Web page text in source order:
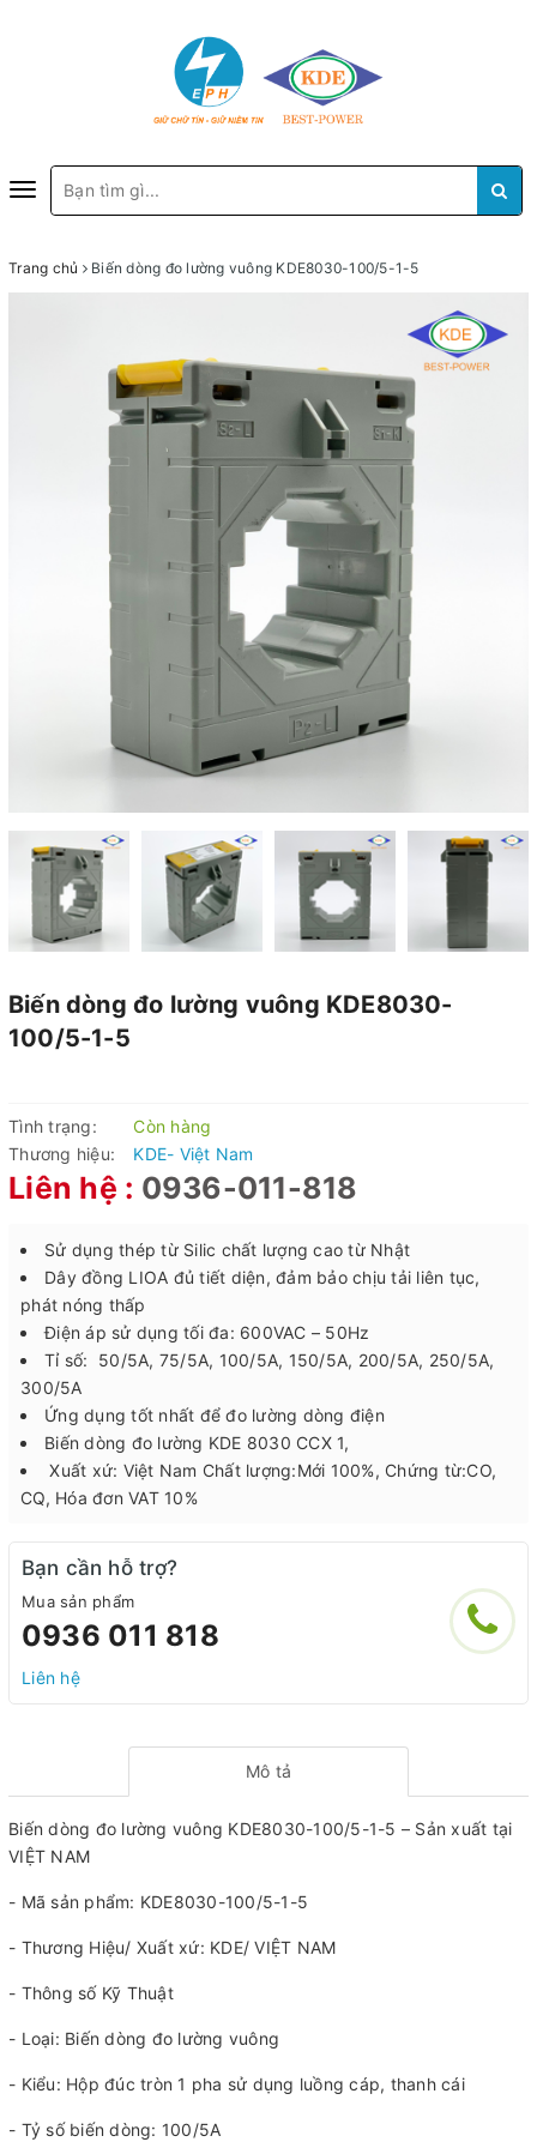
Toggle
navigation
Trang chủ Biến dòng đo lường vuông KDE8030-100/5-1-5
Biến dòng đo lường vuông KDE8030-
100/5-1-5
Tình trạng:
Còn hàng
Thương hiệu:
KDE- Việt Nam
Liên hệ : 0936-011-818
Sử dụng thép từ Silic chất lượng cao từ Nhật
Dây đồng LIOA đủ tiết diện, đảm bảo chịu tải liên tục,
phát nóng thấp
Điện áp sử dụng tối đa: 600VAC – 50Hz
Tỉ số: 50/5A, 75/5A, 100/5A, 150/5A, 200/5A, 250/5A,
300/5A
Ứng dụng tốt nhất để đo lường dòng điện
Biến dòng đo lường KDE 8030 CCX 1,
Xuất xứ: Việt Nam Chất lượng:Mới 100%, Chứng từ:CO,
CQ, Hóa đơn VAT 10%
Bạn cần hỗ trợ?
Mua sản phẩm
0936 011 818
Liên hệ
Mô tả
Biến dòng đo lường vuông KDE8030-100/5-1-5 – Sản xuất tại
VIỆT NAM
- Mã sản phẩm: KDE8030-100/5-1-5
- Thương Hiệu/ Xuất xứ: KDE/ VIỆT NAM
- Thông số Kỹ Thuật
- Loại: Biến dòng đo lường vuông
- Kiểu: Hộp đúc tròn 1 pha sử dụng luồng cáp, thanh cái
- Tỷ số biến dòng: 100/5A